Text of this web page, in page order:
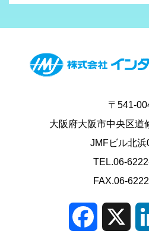
〒541-
大阪府大阪市中央区道
JMFビル北浜
TEL.06-
FAX.06-
Facebook